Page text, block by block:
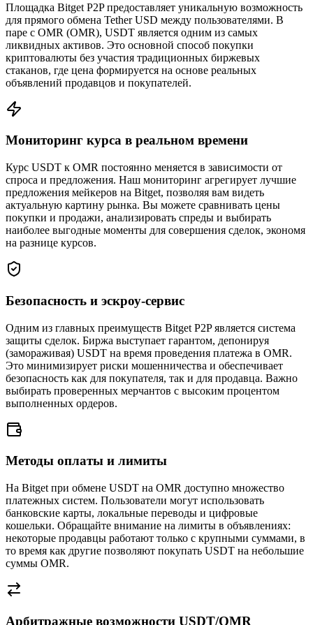
Площадка Bitget P2P предоставляет уникальную возможность
для прямого обмена Tether USD между пользователями. В
паре с OMR (OMR), USDT является одним из самых
ликвидных активов. Это основной способ покупки
криптовалюты без участия традиционных биржевых
стаканов, где цена формируется на основе реальных
объявлений продавцов и покупателей.
Мониторинг курса в реальном времени
Курс USDT к OMR постоянно меняется в зависимости от
спроса и предложения. Наш мониторинг агрегирует лучшие
предложения мейкеров на Bitget, позволяя вам видеть
актуальную картину рынка. Вы можете сравнивать цены
покупки и продажи, анализировать спреды и выбирать
наиболее выгодные моменты для совершения сделок, экономя
на разнице курсов.
Безопасность и эскроу-сервис
Одним из главных преимуществ Bitget P2P является система
защиты сделок. Биржа выступает гарантом, депонируя
(замораживая) USDT на время проведения платежа в OMR.
Это минимизирует риски мошенничества и обеспечивает
безопасность как для покупателя, так и для продавца. Важно
выбирать проверенных мерчантов с высоким процентом
выполненных ордеров.
Методы оплаты и лимиты
На Bitget при обмене USDT на OMR доступно множество
платежных систем. Пользователи могут использовать
банковские карты, локальные переводы и цифровые
кошельки. Обращайте внимание на лимиты в объявлениях:
некоторые продавцы работают только с крупными суммами, в
то время как другие позволяют покупать USDT на небольшие
суммы OMR.
Арбитражные возможности USDT/OMR